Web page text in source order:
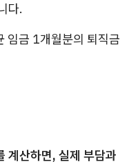
다.
임금 1개월분의 퇴직금
계산하면, 실제 부담과